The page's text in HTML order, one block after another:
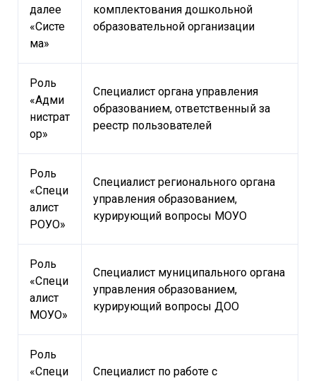
далее
«Систе
ма»
комплектования дошкольной
образовательной организации
Роль
«Адми
нистрат
ор»
Специалист органа управления
образованием, ответственный за
реестр пользователей
Роль
«Специ
алист
РОУО»
Специалист регионального органа
управления образованием,
курирующий вопросы МОУО
Роль
«Специ
алист
МОУО»
Специалист муниципального органа
управления образованием,
курирующий вопросы ДОО
Роль
«Специ
Специалист по работе с